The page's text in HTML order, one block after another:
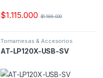
$1.115.000 $1.186.000
Tornamesas & Accesorios
AT-LP120X-USB-SV